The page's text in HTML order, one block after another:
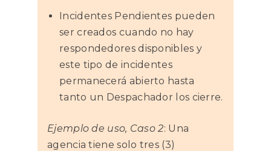
Incidentes Pendientes pueden
ser creados cuando no hay
respondedores disponibles y
este tipo de incidentes
permanecerá abierto hasta
tanto un Despachador los cierre.
Ejemplo de uso, Caso 2: Una
agencia tiene solo tres (3)